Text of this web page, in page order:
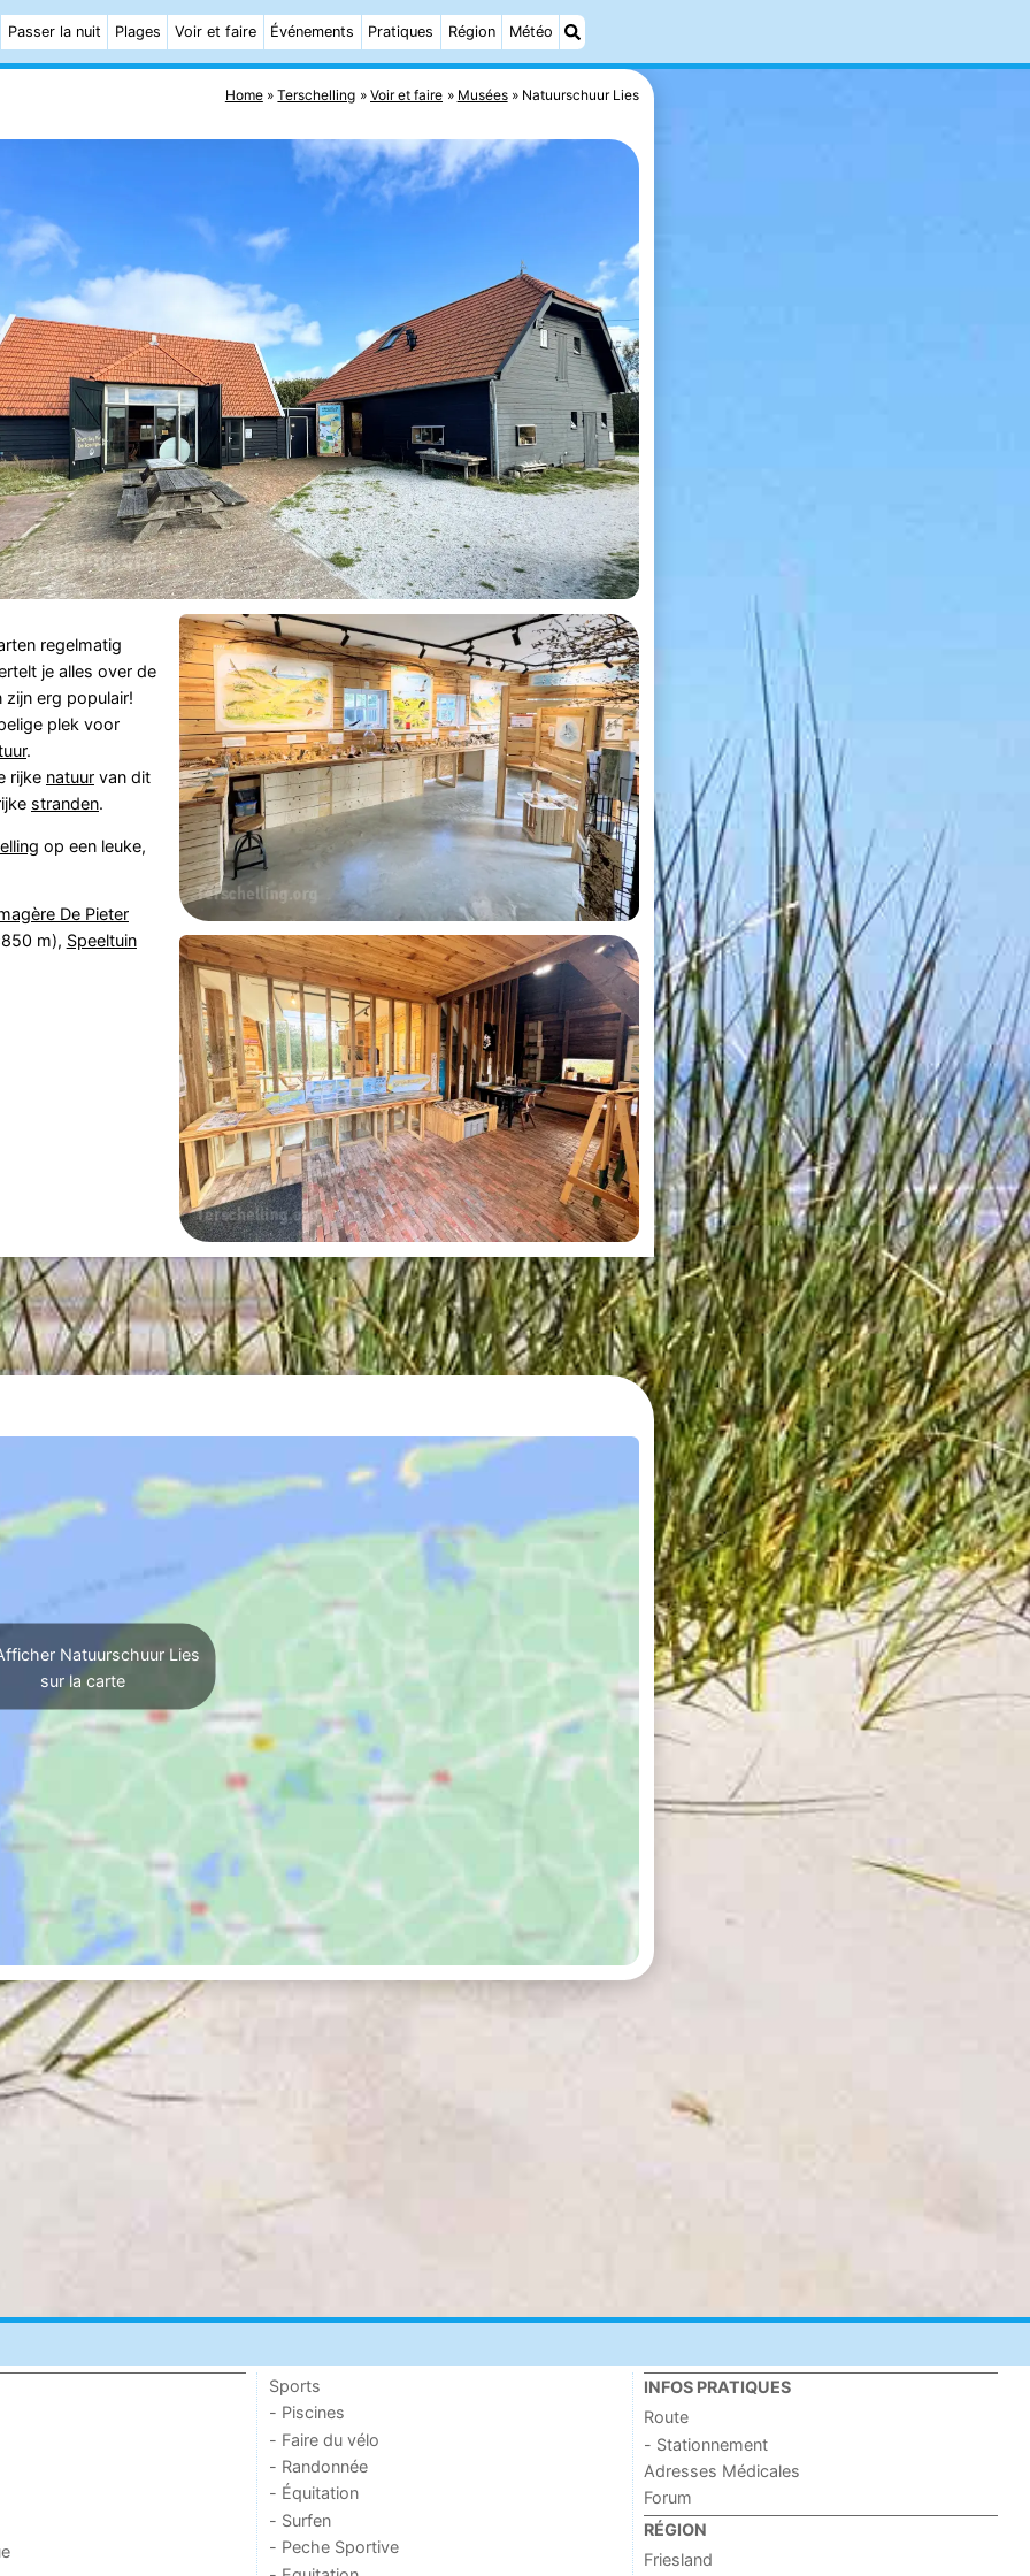
Passer la nuit Plages Voir et faire Événements Pratiques Région Météo
Home Terschelling Voir et faire Musées Natuurschuur Lies
regelmatig
je alles over de
zijn erg populair!
plek voor
.
rijke natuurvan dit
stranden.
op een leuke,
De Pieter
m), Speeltuin
Natuurschuur Lies
sur la carte
Sports
- Piscines
- Faire du vélo
- Randonnée
- Équitation
- Surfen
- Peche Sportive
INFOS PRATIQUES
Route
- Stationnement
Adresses Médicales
Forum
RÉGION
Friesland